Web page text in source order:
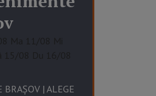
| ALEGE